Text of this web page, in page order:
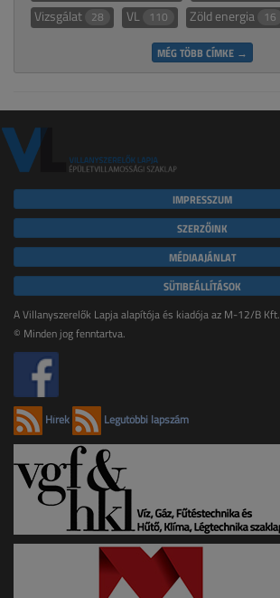
Vizsgálat 28 VL 110 Zöld energia 16
MÉG TÖBB CÍMKE →
IMPRESSZUM
SZERZŐINK
MÉDIAAJÁNLAT
SÜTIBEÁLLÍTÁSOK
A Villanyszerelők Lapja alapítója és kiadója az M-12/B Kft.
© Minden jog fenntartva.
Hírek Legutóbbi lapszám